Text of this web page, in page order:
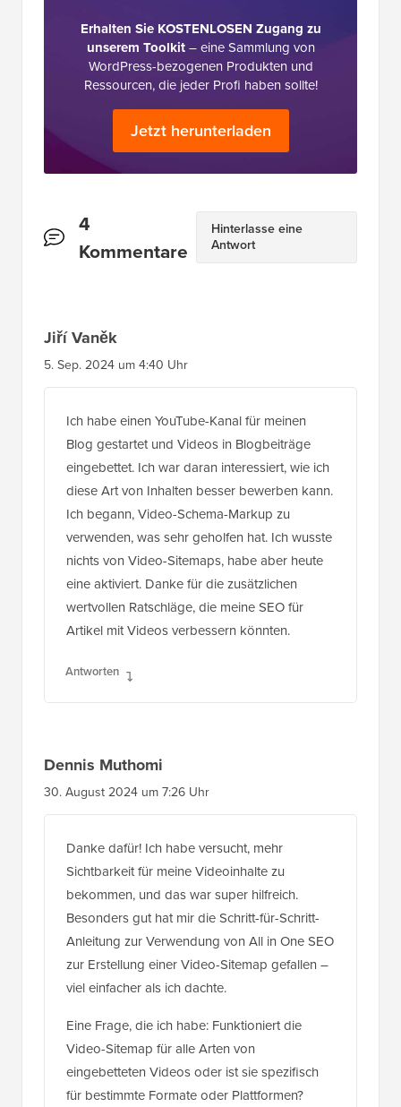
Erhalten Sie KOSTENLOSEN Zugang zu
unserem Toolkit– eine Sammlung von
WordPress-bezogenen Produkten und
Ressourcen, die jeder Profi haben sollte!
Jetzt herunterladen
Leserinteraktionen
4
Kommentare
Hinterlasse eine
Antwort
Jiří Vaněk
5. Sep. 2024 um 4:40 Uhr
Ich habe einen YouTube-Kanal für meinen
Blog gestartet und Videos in Blogbeiträge
eingebettet. Ich war daran interessiert, wie ich
diese Art von Inhalten besser bewerben kann.
Ich begann, Video-Schema-Markup zu
verwenden, was sehr geholfen hat. Ich wusste
nichts von Video-Sitemaps, habe aber heute
eine aktiviert. Danke für die zusätzlichen
wertvollen Ratschläge, die meine SEO für
Artikel mit Videos verbessern könnten.
Antworten
Dennis Muthomi
30. August 2024 um 7:26 Uhr
Danke dafür! Ich habe versucht, mehr
Sichtbarkeit für meine Videoinhalte zu
bekommen, und das war super hilfreich.
Besonders gut hat mir die Schritt-für-Schritt-
Anleitung zur Verwendung von All in One SEO
zur Erstellung einer Video-Sitemap gefallen –
viel einfacher als ich dachte.
Eine Frage, die ich habe: Funktioniert die
Video-Sitemap für alle Arten von
eingebetteten Videos oder ist sie spezifisch
für bestimmte Formate oder Plattformen?